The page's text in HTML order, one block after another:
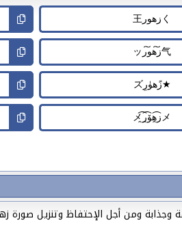
ومن أجل الإحتفاظ وتنزيل صورة